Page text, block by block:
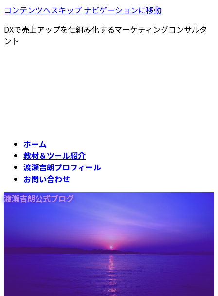
コンテンツへスキップ ナビゲーションに移動
DXで売上アップを仕組み化するマーケティングコンサルタ
ント
ホーム
教材＆ツール紹介
渡瀬吉朗プロフィール
お問い合わせ
渡瀬吉朗公式ブログ